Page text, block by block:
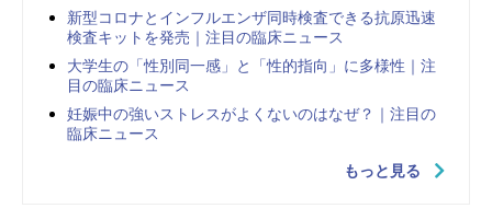
新型コロナとインフルエンザ同時検査できる抗原迅速
検査キットを発売｜注目の臨床ニュース
大学生の「性別同一感」と「性的指向」に多様性｜注
目の臨床ニュース
妊娠中の強いストレスがよくないのはなぜ？｜注目の
臨床ニュース
もっと見る